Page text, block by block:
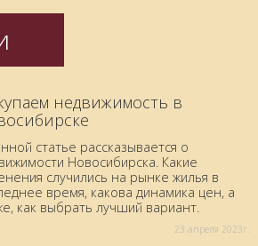
недвижимость в
статье рассказывается о
Новосибирска. Какие
случились на рынке жилья в
время, какова динамика цен, а
как выбрать лучший вариант.
23 aпреля 2023г.